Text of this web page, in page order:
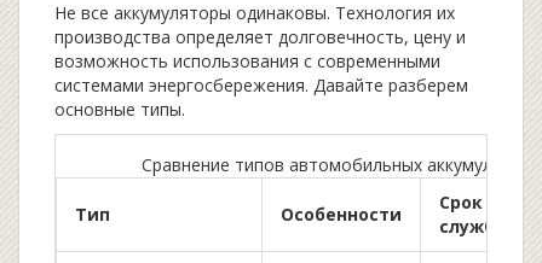
Не все аккумуляторы одинаковы. Технология их
производства определяет долговечность, цену и
возможность использования с современными
системами энергосбережения. Давайте разберем
основные типы.
Сравнение типов автомобильных
Тип Особенности
Срок
службы